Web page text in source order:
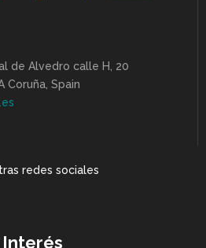
de Alvedro calle H, 20
Coruña, Spain
redes sociales